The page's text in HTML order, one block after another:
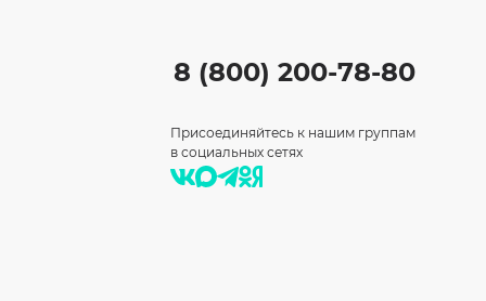
8 (800) 200-78-80
Присоединяйтесь к нашим группам
в социальных сетях